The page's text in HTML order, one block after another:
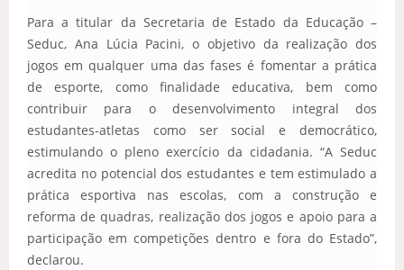
Para a titular da Secretaria de Estado da Educação –
Seduc, Ana Lúcia Pacini, o objetivo da realização dos
jogos em qualquer uma das fases é fomentar a prática
de esporte, como finalidade educativa, bem como
contribuir para o desenvolvimento integral dos
estudantes-atletas como ser social e democrático,
estimulando o pleno exercício da cidadania. “A Seduc
acredita no potencial dos estudantes e tem estimulado a
prática esportiva nas escolas, com a construção e
reforma de quadras, realização dos jogos e apoio para a
participação em competições dentro e fora do Estado”,
declarou.